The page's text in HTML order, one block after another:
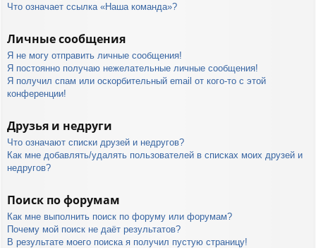
Что означает ссылка «Наша команда»?
Личные сообщения
Я не могу отправить личные сообщения!
Я постоянно получаю нежелательные личные сообщения!
Я получил спам или оскорбительный email от кого-то с этой
конференции!
Друзья и недруги
Что означают списки друзей и недругов?
Как мне добавлять/удалять пользователей в списках моих друзей и
недругов?
Поиск по форумам
Как мне выполнить поиск по форуму или форумам?
Почему мой поиск не даёт результатов?
В результате моего поиска я получил пустую страницу!